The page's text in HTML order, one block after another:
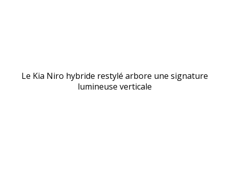
Le Kia Niro hybride restylé arbore une signature
lumineuse verticale